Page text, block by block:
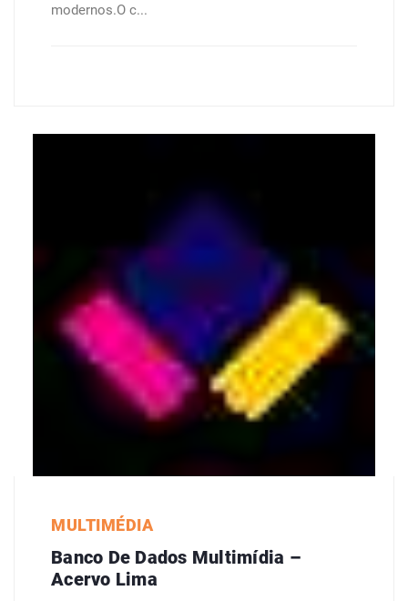
modernos.O c...
MULTIMÉDIA
Banco De Dados Multimídia –
Acervo Lima